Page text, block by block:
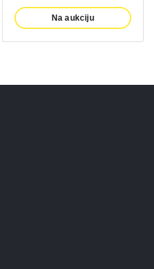
Na aukciju